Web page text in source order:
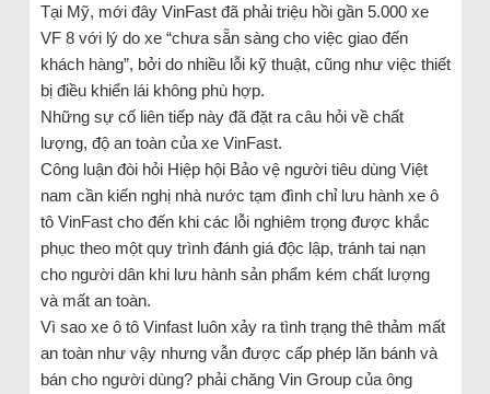
Tại Mỹ, mới đây VinFast đã phải triệu hồi gần 5.000 xe
VF 8 với lý do xe “chưa sẵn sàng cho việc giao đến
khách hàng”, bởi do nhiều lỗi kỹ thuật, cũng như việc thiết
bị điều khiển lái không phù hợp.
Những sự cố liên tiếp này đã đặt ra câu hỏi về chất
lượng, độ an toàn của xe VinFast.
Công luận đòi hỏi Hiệp hội Bảo vệ người tiêu dùng Việt
nam cần kiến nghị nhà nước tạm đình chỉ lưu hành xe ô
tô VinFast cho đến khi các lỗi nghiêm trọng được khắc
phục theo một quy trình đánh giá độc lập, tránh tai nạn
cho người dân khi lưu hành sản phẩm kém chất lượng
và mất an toàn.
Vì sao xe ô tô Vinfast luôn xảy ra tình trạng thê thảm mất
an toàn như vậy nhưng vẫn được cấp phép lăn bánh và
bán cho người dùng? phải chăng Vin Group của ông